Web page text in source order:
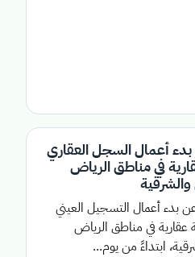
أعمال السجل العقاري
عقارية في مناطق الرياض
عن بدء أعمال التسجيل العيني
(167,352) قطعة عقارية في مناطق الرياض
ابتداءً من يوم...